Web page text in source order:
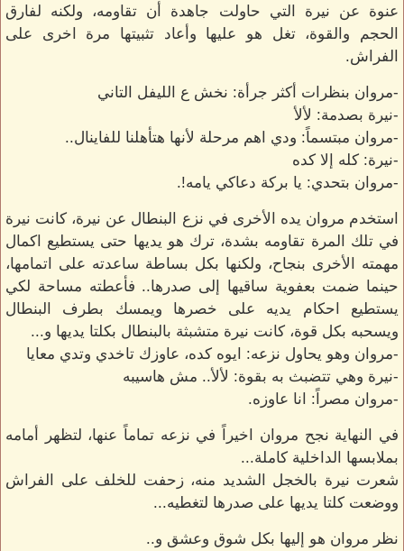
عنوة عن نيرة التي حاولت جاهدة أن تقاومه، ولكنه لفارق
الحجم والقوة، تغل هو عليها وأعاد تثبيتها مرة اخرى على
الفراش.
-مروان بنظرات أكثر جرأة: نخش ع الليفل التاني
-نيرة بصدمة: لألأ
-مروان مبتسماً: ودي اهم مرحلة لأنها هتأهلنا للفاينال..
-نيرة: كله إلا كده
-مروان بتحدي: يا بركة دعاكي يامه!.
استخدم مروان يده الأخرى في نزع البنطال عن نيرة، كانت نيرة
في تلك المرة تقاومه بشدة، ترك هو يديها حتى يستطيع اكمال
مهمته الأخرى بنجاح، ولكنها بكل بساطة ساعدته على اتمامها،
حينما ضمت بعفوية ساقيها إلى صدرها.. فأعطته مساحة لكي
يستطيع احكام يديه على خصرها ويمسك بطرف البنطال
ويسحبه بكل قوة، كانت نيرة متشبثة بالبنطال بكلتا يديها و...
-مروان وهو يحاول نزعه: ايوه كده، عاوزك تاخدي وتدي معايا
-نيرة وهي تتضبث به بقوة: لألأ.. مش هاسيبه
-مروان مصراً: انا عاوزه.
في النهاية نجح مروان اخيراً في نزعه تماماً عنها، لتظهر أمامه
بملابسها الداخلية كاملة...
شعرت نيرة بالخجل الشديد منه، زحفت للخلف على الفراش
ووضعت كلتا يديها على صدرها لتغطيه...
نظر مروان هو إليها بكل شوق وعشق و..